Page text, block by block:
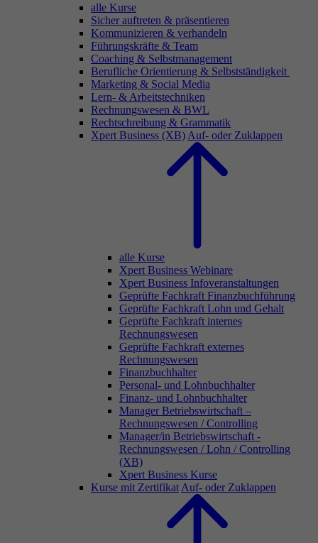
alle Kurse
Sicher auftreten & präsentieren
Kommunizieren & verhandeln
Führungskräfte & Team
Coaching & Selbstmanagement
Berufliche Orientierung & Selbstständigkeit
Marketing & Social Media
Lern- & Arbeitstechniken
Rechnungswesen & BWL
Rechtschreibung & Grammatik
Xpert Business (XB) Auf- oder Zuklappen
alle Kurse
Xpert Business Webinare
Xpert Business Infoveranstaltungen
Geprüfte Fachkraft Finanzbuchführung
Geprüfte Fachkraft Lohn und Gehalt
Geprüfte Fachkraft internes
Rechnungswesen
Geprüfte Fachkraft externes
Rechnungswesen
Finanzbuchhalter
Personal- und Lohnbuchhalter
Finanz- und Lohnbuchhalter
Manager Betriebswirtschaft –
Rechnungswesen / Controlling
Manager/in Betriebswirtschaft -
Rechnungswesen / Lohn / Controlling
(XB)
Xpert Business Kurse
Kurse mit Zertifikat Auf- oder Zuklappen